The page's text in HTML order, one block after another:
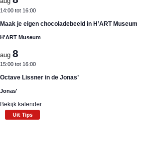
14:00 tot 16:00
Maak je eigen chocoladebeeld in H’ART Museum
H'ART Museum
aug 8
15:00 tot 16:00
Octave Lissner in de Jonas’
Jonas'
Bekijk kalender
Uit Tips